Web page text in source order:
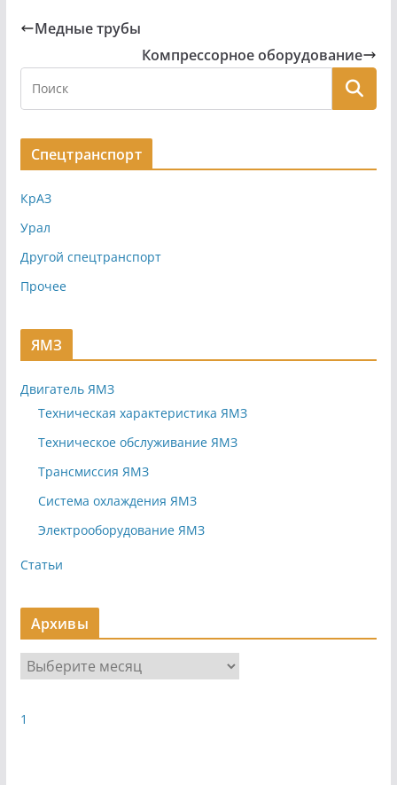
Медные трубы
Компрессорное оборудование
Спецтранспорт
КрАЗ
Урал
Другой спецтранспорт
Прочее
ЯМЗ
Двигатель ЯМЗ
Техническая характеристика ЯМЗ
Техническое обслуживание ЯМЗ
Трансмиссия ЯМЗ
Система охлаждения ЯМЗ
Электрооборудование ЯМЗ
Статьи
Архивы
р
и
1